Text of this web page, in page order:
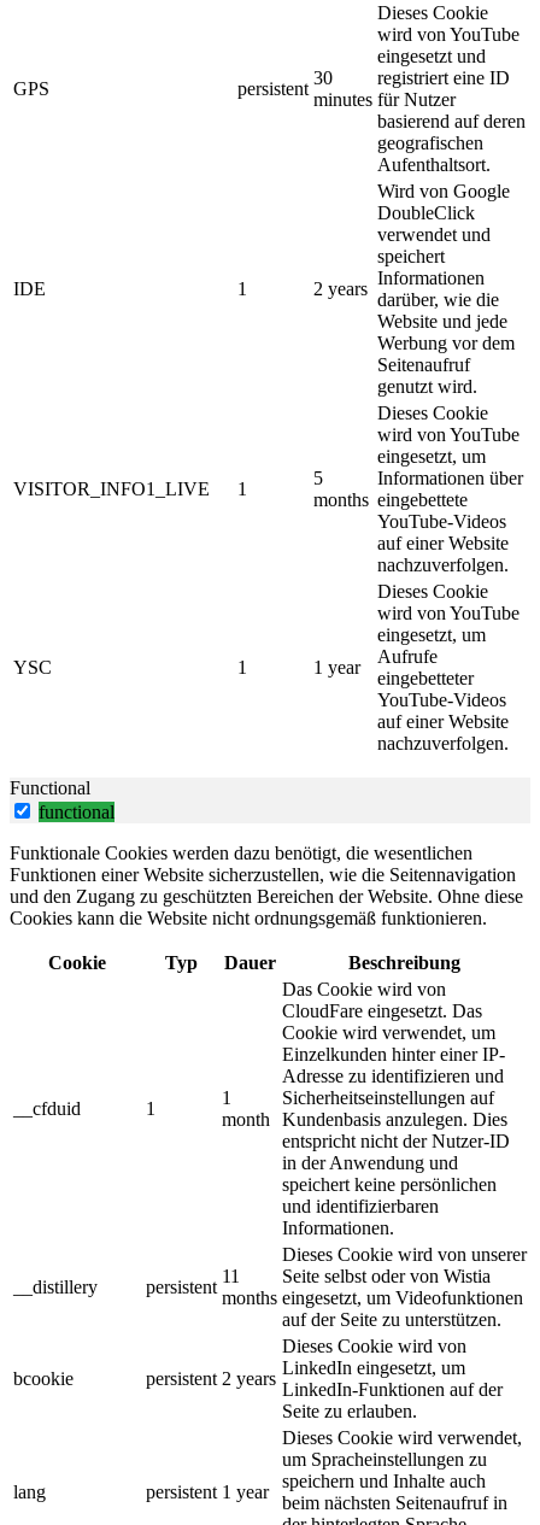
GPS persistent
30
minutes
Dieses Cookie
wird von YouTube
eingesetzt und
registriert eine ID
für Nutzer
basierend auf deren
geografischen
Aufenthaltsort.
IDE 1 2 years
Wird von Google
DoubleClick
verwendet und
speichert
Informationen
darüber, wie die
Website und jede
Werbung vor dem
Seitenaufruf
genutzt wird.
VISITOR_INFO1_LIVE 1
5
months
Dieses Cookie
wird von YouTube
eingesetzt, um
Informationen über
eingebettete
YouTube-Videos
auf einer Website
nachzuverfolgen.
YSC 1 1 year
Dieses Cookie
wird von YouTube
eingesetzt, um
Aufrufe
eingebetteter
YouTube-Videos
auf einer Website
nachzuverfolgen.
Functional
functional
Funktionale Cookies werden dazu benötigt, die wesentlichen
Funktionen einer Website sicherzustellen, wie die Seitennavigation
und den Zugang zu geschützten Bereichen der Website. Ohne diese
Cookies kann die Website nicht ordnungsgemäß funktionieren.
Cookie Typ Dauer Beschreibung
__cfduid 1
1
month
Das Cookie wird von
CloudFare eingesetzt. Das
Cookie wird verwendet, um
Einzelkunden hinter einer IP-
Adresse zu identifizieren und
Sicherheitseinstellungen auf
Kundenbasis anzulegen. Dies
entspricht nicht der Nutzer-ID
in der Anwendung und
speichert keine persönlichen
und identifizierbaren
Informationen.
__distillery persistent
11
months
Dieses Cookie wird von unserer
Seite selbst oder von Wistia
eingesetzt, um Videofunktionen
auf der Seite zu unterstützen.
bcookie persistent 2 years
Dieses Cookie wird von
LinkedIn eingesetzt, um
LinkedIn-Funktionen auf der
Seite zu erlauben.
lang persistent 1 year
Dieses Cookie wird verwendet,
um Spracheinstellungen zu
speichern und Inhalte auch
beim nächsten Seitenaufruf in